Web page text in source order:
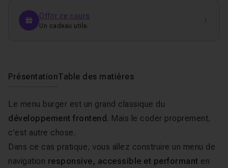
Offrir ce cours
Un cadeau utile.
PrésentationTable des matières
Le menu burger est un grand classique du
développement frontend . Mais le coder proprement,
c'est autre chose.
Dans ce cas pratique, vous allez construire un menu de
navigation responsive, accessible et performant en